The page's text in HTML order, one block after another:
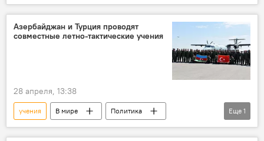
ядерное оружие
Азербайджан и Турция проводят
совместные летно-тактические учения
28 апреля, 13:38
учения В мире
Политика
Турция
Азербайджан
Еще 1